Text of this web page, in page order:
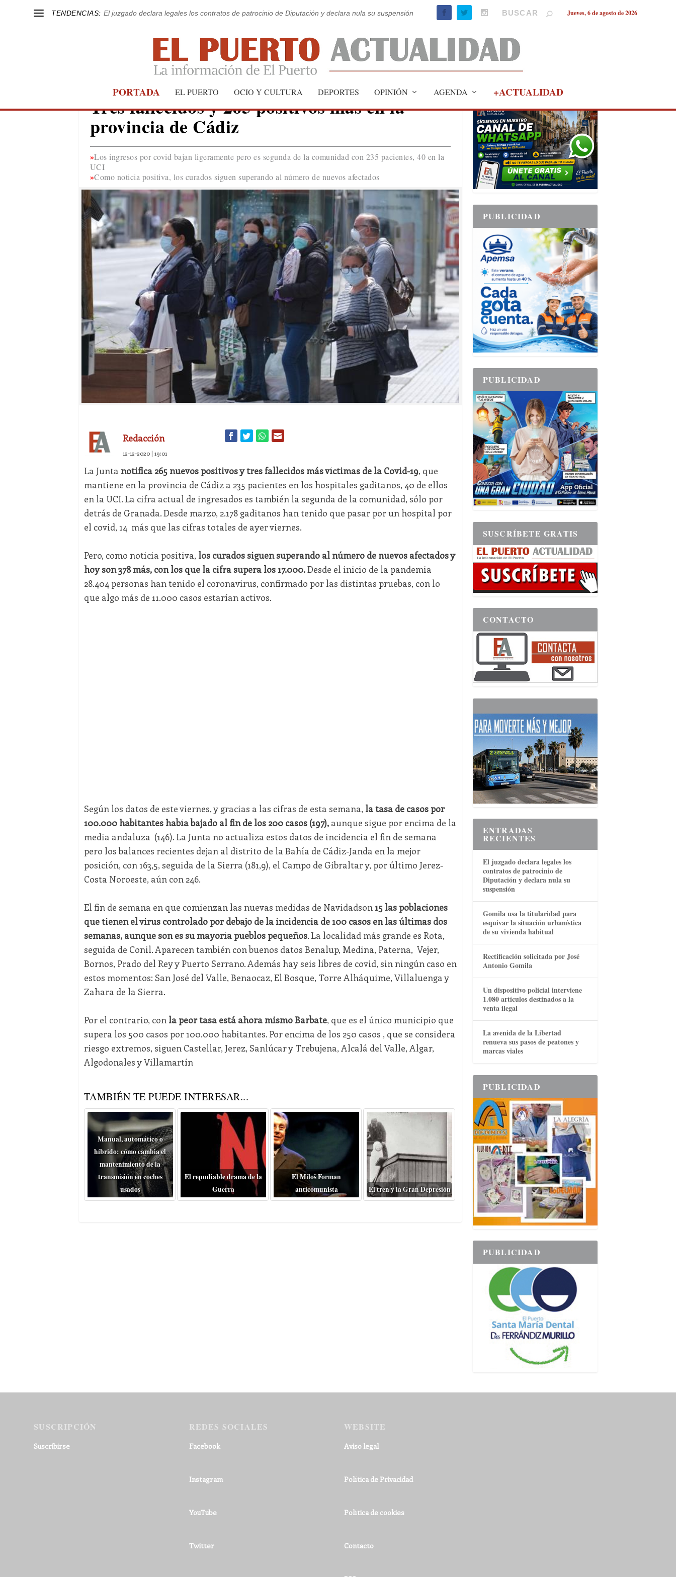
TENDENCIAS: El juzgado declara legales los contratos de patrocinio de Diputación y declara nula su suspensión Jueves, 6 de agosto de 2026
PORTADA EL PUERTO OCIO Y CULTURA DEPORTES OPINIÓN AGENDA +ACTUALIDAD
COVID-19
Tres fallecidos y 265 positivos más en la
provincia de Cádiz
Los ingresos por covid bajan ligeramente pero es segunda de la comunidad con 235 pacientes, 40 en la
UCI
Como noticia positiva, los curados siguen superando al número de nuevos afectados
Redacción
12-12-2020 | 19:01
La Junta notifica 265 nuevos positivos y tres fallecidos más víctimas de la Covid-19, que
mantiene en la provincia de Cádiz a 235 pacientes en los hospitales gaditanos, 40 de ellos
en la UCI. La cifra actual de ingresados es también la segunda de la comunidad, sólo por
detrás de Granada. Desde marzo, 2.178 gaditanos han tenido que pasar por un hospital por
el covid, 14 más que las cifras totales de ayer viernes.
Pero, como noticia positiva, los curados siguen superando al número de nuevos afectados y
hoy son 378 más, con los que la cifra supera los 17.000.Desde el inicio de la pandemia
28.404 personas han tenido el coronavirus, confirmado por las distintas pruebas, con lo
que algo más de 11.000 casos estarían activos.
Según los datos de este viernes, y gracias a las cifras de esta semana, la tasa de casos por
100.000 habitantes había bajado al fin de los 200 casos (197),aunque sigue por encima de la
media andaluza (146). La Junta no actualiza estos datos de incidencia el fin de semana
pero los balances recientes dejan al distrito de la Bahía de Cádiz-Janda en la mejor
posición, con 163,5, seguida de la Sierra (181,9), el Campo de Gibraltar y, por último Jerez-
Costa Noroeste, aún con 246.
El fin de semana en que comienzan las nuevas medidas de Navidadson 15 las poblaciones
que tienen el virus controlado por debajo de la incidencia de 100 casos en las últimas dos
semanas, aunque son es su mayoría pueblos pequeños. La localidad más grande es Rota,
seguida de Conil. Aparecen también con buenos datos Benalup, Medina, Paterna, Vejer,
Bornos, Prado del Rey y Puerto Serrano. Además hay seis libres de covid, sin ningún caso en
estos momentos: San José del Valle, Benaocaz, El Bosque, Torre Alháquime, Villaluenga y
Zahara de la Sierra.
Por el contrario, con la peor tasa está ahora mismo Barbate, que es el único municipio que
supera los 500 casos por 100.000 habitantes. Por encima de los 250 casos , que se considera
riesgo extremos, siguen Castellar, Jerez, Sanlúcar y Trebujena, Alcalá del Valle, Algar,
Algodonales y Villamartín
TAMBIÉN TE PUEDE INTERESAR...
Manual, automático o
híbrido: cómo cambia el
mantenimiento de la
transmisión en coches
usados
El repudiable drama de la
Guerra
El Miloš Forman
anticomunista
El tren y la Gran Depresión
PUBLICIDAD
PUBLICIDAD
PUBLICIDAD
SUSCRÍBETE GRATIS
CONTACTO
ENTRADAS
RECIENTES
El juzgado declara legales los
contratos de patrocinio de
Diputación y declara nula su
suspensión
Gomila usa la titularidad para
esquivar la situación urbanística
de su vivienda habitual
Rectificación solicitada por José
Antonio Gomila
Un dispositivo policial interviene
1.080 artículos destinados a la
venta ilegal
La avenida de la Libertad
renueva sus pasos de peatones y
marcas viales
PUBLICIDAD
PUBLICIDAD
SUSCRIPCIÓN
Suscribirse
REDES SOCIALES
Facebook
Instagram
YouTube
Twitter
WEBSITE
Aviso legal
Política de Privacidad
Política de cookies
Contacto